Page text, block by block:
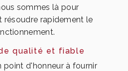
sommes là pour
résoudre rapidement le
qualité et fiable
point d'honneur à fournir